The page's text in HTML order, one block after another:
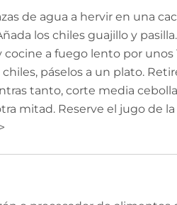
de agua a hervir en una
los chiles guajillo y
cocine a fuego lento por
páselos a un plato.
tanto, corte media
mitad. Reserve el jugo de